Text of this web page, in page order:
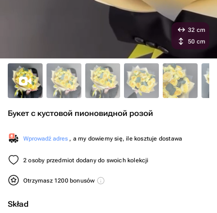
Букет с кустовой пионовидной розой
Wprowadź adres , a my dowiemy się, ile kosztuje dostawa
2 osoby przedmiot dodany do swoich kolekcji
Otrzymasz 1200 bonusów
Skład
32 cm
50 cm